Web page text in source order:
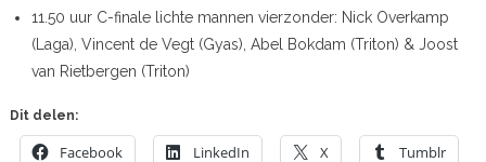
11.50 uur C-finale lichte mannen vierzonder: Nick Overkamp
(Laga), Vincent de Vegt (Gyas), Abel Bokdam (Triton) & Joost
van Rietbergen (Triton)
Dit delen:
Facebook LinkedIn X Tumblr